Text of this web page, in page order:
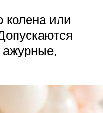
или
ажурные,